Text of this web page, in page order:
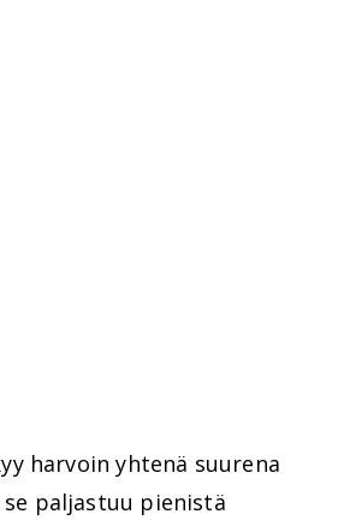
harvoin yhtenä suurena
se paljastuu pienistä